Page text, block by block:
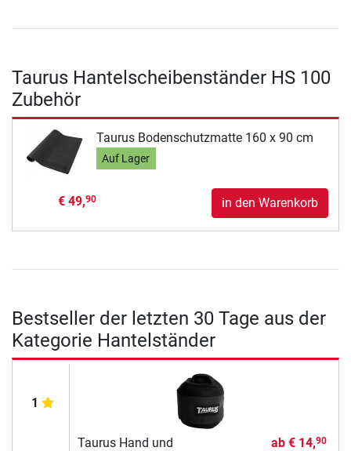
Taurus Hantelscheibenständer HS 100
Zubehör
Taurus Bodenschutzmatte 160 x 90 cm
Auf Lager
€ 49,90 in den Warenkorb
Bestseller der letzten 30 Tage aus der
Kategorie Hantelständer
1
Taurus Hand und
ab € 14,90